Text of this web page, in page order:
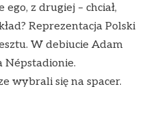
z drugiej – chciał,
Reprezentacja Polski
W debiucie Adam
Népstadionie.
wybrali się na spacer.